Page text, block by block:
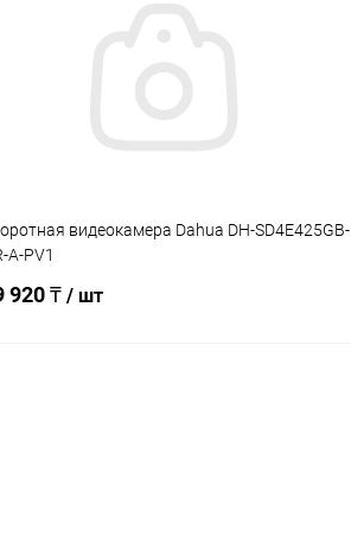
видеокамера Dahua DH-SD4E425GB-
A-PV1
920 ₸ / шт